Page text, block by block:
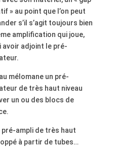
» au point que l’on peut
s’il s’agit toujours bien
amplification qui joue,
avoir adjoint le pré-
mélomane un pré-
de très haut niveau
un ou des blocs de
pré-ampli de très haut
à partir de tubes…